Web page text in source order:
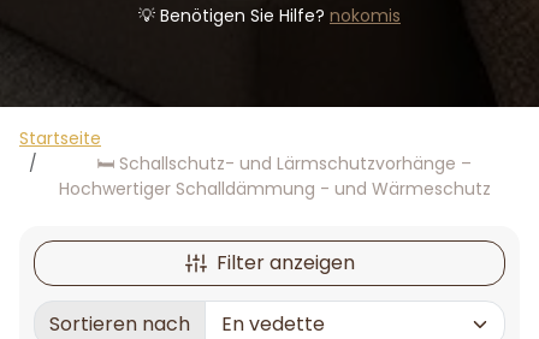
💡 Benötigen Sie Hilfe? nokomis
Startseite
🛏️ Schallschutz- und Lärmschutzvorhänge –
Hochwertiger Schalldämmung - und Wärmeschutz
Filter anzeigen
Sortieren nach